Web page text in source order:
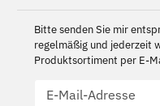
Bitte senden Sie mir
regelmäßig und jederzeit
Produktsortiment per E-